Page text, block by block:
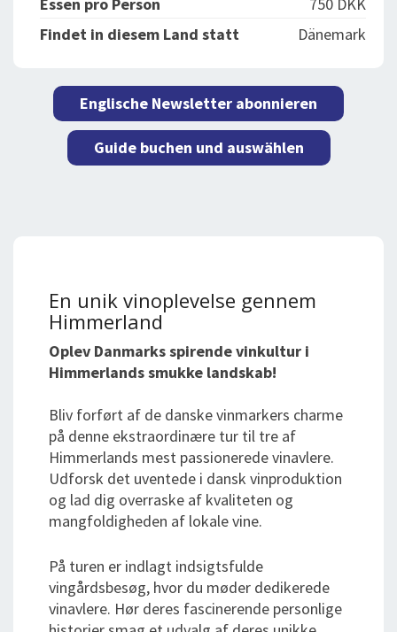
Essen pro Person
750 DKK
Findet in diesem Land statt
Dänemark
Englische Newsletter abonnieren
Guide buchen und auswählen
En unik vinoplevelse gennem
Himmerland
Oplev Danmarks spirende vinkultur i
Himmerlands smukke landskab!
Bliv forført af de danske vinmarkers charme
på denne ekstraordinære tur til tre af
Himmerlands mest passionerede vinavlere.
Udforsk det uventede i dansk vinproduktion
og lad dig overraske af kvaliteten og
mangfoldigheden af lokale vine.
På turen er indlagt indsigtsfulde
vingårdsbesøg, hvor du møder dedikerede
vinavlere. Hør deres fascinerende personlige